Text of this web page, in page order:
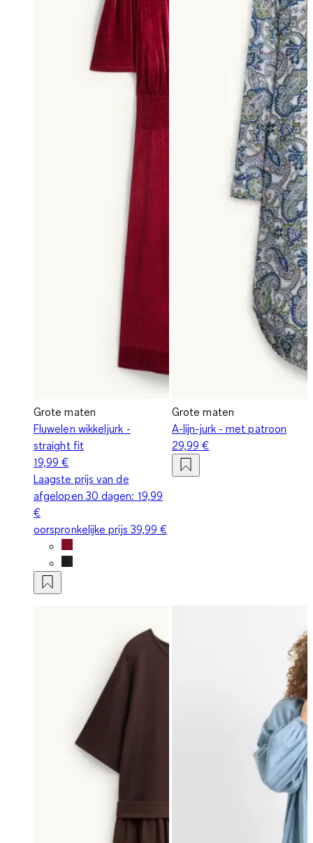
Grote maten
Fluwelen wikkeljurk -
straight fit
19,99 €
Laagste prijs van de
afgelopen 30 dagen: 19,99
€
oorspronkelijke prijs 39,99 €
Grote maten
A-lijn-jurk - met patroon
29,99 €